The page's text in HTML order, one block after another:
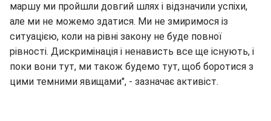
маршу ми пройшли довгий шлях і відзначили успіхи,
але ми не можемо здатися. Ми не змиримося із
ситуацією, коли на рівні закону не буде повної
рівності. Дискримінація і ненависть все ще існують, і
поки вони тут, ми також будемо тут, щоб боротися з
цими темними явищами", - зазначає активіст.